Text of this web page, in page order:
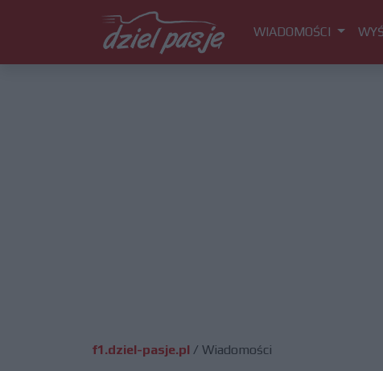
WIADOMOŚCI
f1.dziel-pasje.pl / Wiadomości